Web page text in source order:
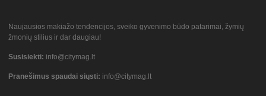
Naujausios makiažo tendencijos, sveiko gyvenimo būdo patarimai, žymių
žmonių stilius ir dar daugiau!
Susisiekti: info@citymag.lt
Pranešimus spaudai siųsti: info@citymag.lt